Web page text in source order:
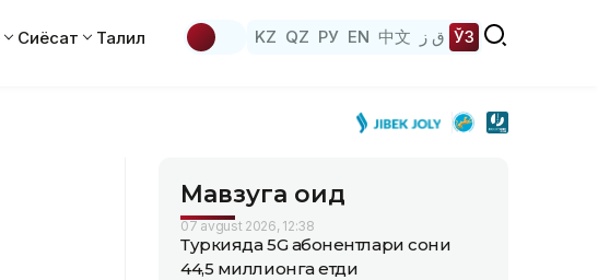
Сиёсат Таҳлил KZ QZ РУ EN 中文 ق ز ЎЗ
Мавзуга оид
07 avgust 2026, 12:38
Туркияда 5G абонентлари сони
44,5 миллионга етди